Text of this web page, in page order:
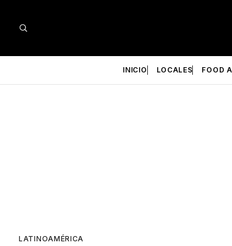
INICIO LOCALES FOOD
LATINOAMÉRICA